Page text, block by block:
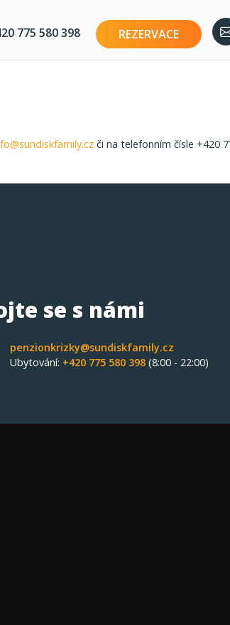
775 580 398 REZERVACE
či na telefonním čísle +420
se s námi
penzionkrizky@sundiskfamily.cz
Ubytování: +420 775 580 398 (8:00 - 22:00)